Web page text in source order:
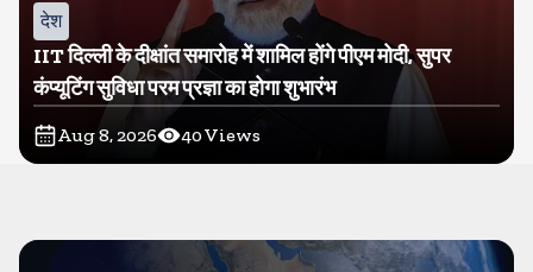
देश
IIT दिल्ली के दीक्षांत समारोह में शामिल होंगे पीएम मोदी, सुपर
कंप्यूटिंग सुविधा परम प्रज्ञा का होगा शुभारंभ
Aug 8, 2026 40Views